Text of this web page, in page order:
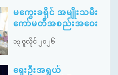
မကွေးခရိုင် အမျိုးသမီး
ကော်မတီအစည်းအဝေး
၁၃ ဇူလိုင် ၂၀၂၆
ရှေးဦးအရွယ်